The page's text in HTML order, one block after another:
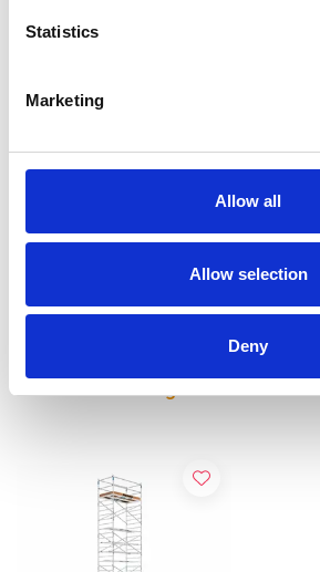
Statistics
Marketing
Allow all
Allow selection
Deny
einseitig 135 x 250 x 13,2
€5.289,00 €6.554,89
m